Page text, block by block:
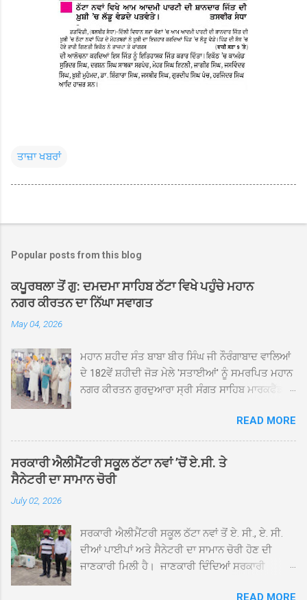
ਤਾਜ਼ਾ ਖਬਰਾਂ
Popular posts from this blog
ਕਪੂਰਥਲਾ ਤੋਂ ਗੁ: ਦਮਦਮਾ ਸਾਹਿਬ ਠੱਟਾ ਵਿਖੇ ਪਹੁੰਚੇ ਮਹਾਨ
ਨਗਰ ਕੀਰਤਨ ਦਾ ਨਿੱਘਾ ਸਵਾਗਤ
May 04, 2026
ਮਹਾਨ ਸ਼ਹੀਦ ਸੰਤ ਬਾਬਾ ਬੀਰ ਸਿੰਘ ਜੀ ਨੌਰੰਗਾਬਾਦ ਵਾਲਿਆਂ
ਦੇ 182ਵੇਂ ਸ਼ਹੀਦੀ ਜੋੜ ਮੇਲੇ 'ਸਤਾਈਆਂ' ਨੂੰ ਸਮਰਪਿਤ ਮਹਾਨ
ਨਗਰ ਕੀਰਤਨ ਗੁਰਦੁਆਰਾ ਸ੍ਰੀ ਸੰਗਤ ਸਾਹਿਬ ਮਾਰਕਫੈੱਡ
ਸਰਪ੍ਰਸਤੀ ਹੇਠ, ਪੰਜ ਪਿਆਰਿਆਂ ਦੀ ਅਗਵਾਈ ਵਿੱਚ
ਮਹੱਲਾ ਸੰਤਪੁਰਾ ਤੋਂ ਪ੍ਰਾਰੰਭ ਹੋ ਕੇ ਪਿੰਡ ਭਗਤਪੁਰ,
ਭਗਵਾਨਪੁਰ, ਝੁੱਗੀਆਂ ਗੁਲਾਮ, ਮਜਾਦਪੁਰ, ਕੁੱਲੀਆਂ, ਰੱਤਾ ਨੌ
ਅਬਾਦ, ਕੋਲੀਆਂਵਾਲ, ਅੱਡਾ ਸਾਬੂਵਾਲ, ਦਰੀਏਵਾਲ,
ਵਿਖੇ ਪਹੁੰਚਣ ’ਤੇ ਮੁੱਖ ਸੇਵਾਦਾਰ ਸੰਤ ਬਾਬਾ ਹਰਜੀਤ ਸਿੰਘ ਤੇ
ਇਲਾਕੇ ਦੀਆਂ ਸੰਗਤਾਂ ਵੱਲੋਂ ਜੈਕਾਰਿਆਂ ਦੀ ਗੂੰਜ ਵਿਚ ਨਿੱਘਾ
ਸਵਾਗਤ ਕੀਤਾ ਗਿਆ। ਗੁਰਦੁਆਰਾ ਸ੍ਰੀ ਦਮਦਮਾ ਸਾਹਿਬ
READ MORE
ਸਰਕਾਰੀ ਐਲੀਮੈਂਟਰੀ ਸਕੂਲ ਠੱਟਾ ਨਵਾਂ ’ਚੋਂ ਏ.ਸੀ. ਤੇ
ਸੈਨੇਟਰੀ ਦਾ ਸਾਮਾਨ ਚੋਰੀ
July 02, 2026
ਸਰਕਾਰੀ ਐਲੀਮੈਂਟਰੀ ਸਕੂਲ ਠੱਟਾ ਨਵਾਂ ਤੋਂ ਏ. ਸੀ., ਏ. ਸੀ.
ਦੀਆਂ ਪਾਈਪਾਂ ਅਤੇ ਸੈਨੇਟਰੀ ਦਾ ਸਾਮਾਨ ਚੋਰੀ ਹੋਣ ਦੀ
ਜਾਣਕਾਰੀ ਮਿਲੀ ਹੈ। ਜਾਣਕਾਰੀ ਦਿੰਦਿਆਂ ਸਰਕਾਰੀ
READ MORE